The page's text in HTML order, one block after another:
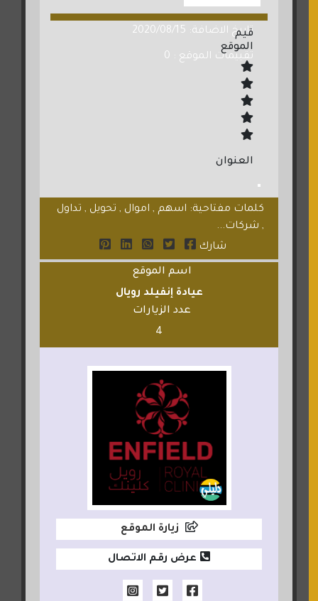
تاريخ الاضافة: 2020/08/15
تقييمات الموقع : 0
قيم
الموقع
العنوان
كلمات مفتاحية: اسهم , اموال , تحويل , تداول
, شركات...
شارك
اسم الموقع
عيادة إنفيلد رويال
عدد الزيارات
4
زيارة الموقع
عرض رقم الاتصال